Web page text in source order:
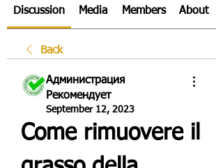
Discussion Media Members About
Back
Администрация
Рекомендует
September 12, 2023
Come rimuovere il